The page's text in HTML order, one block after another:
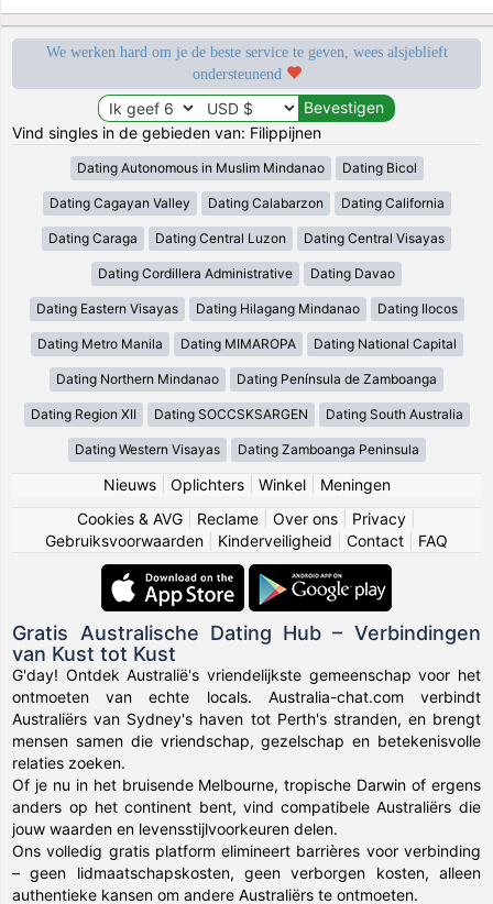
We werken hard om je de beste service te geven, wees alsjeblieft
ondersteunend
Vind singles in de gebieden van: Filippijnen
Dating Autonomous in Muslim Mindanao Dating Bicol
Dating Cagayan Valley Dating Calabarzon Dating California
Dating Caraga Dating Central Luzon Dating Central Visayas
Dating Cordillera Administrative Dating Davao
Dating Eastern Visayas Dating Hilagang Mindanao Dating Ilocos
Dating Metro Manila Dating MIMAROPA Dating National Capital
Dating Northern Mindanao Dating Península de Zamboanga
Dating Region XII Dating SOCCSKSARGEN Dating South Australia
Dating Western Visayas Dating Zamboanga Peninsula
Nieuws| Oplichters| Winkel| Meningen
Cookies & AVG
Reclame Over ons Privacy
Gebruiksvoorwaarden
Kinderveiligheid Contact FAQ
Gratis Australische Dating Hub – Verbindingen
van Kust tot Kust
G'day! Ontdek Australië's vriendelijkste gemeenschap voor het
ontmoeten van echte locals. Australia-chat.com verbindt
Australiërs van Sydney's haven tot Perth's stranden, en brengt
mensen samen die vriendschap, gezelschap en betekenisvolle
relaties zoeken.
Of je nu in het bruisende Melbourne, tropische Darwin of ergens
anders op het continent bent, vind compatibele Australiërs die
jouw waarden en levensstijlvoorkeuren delen.
Ons volledig gratis platform elimineert barrières voor verbinding
– geen lidmaatschapskosten, geen verborgen kosten, alleen
authentieke kansen om andere Australiërs te ontmoeten.